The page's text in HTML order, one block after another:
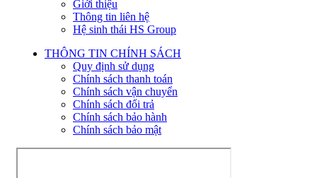
Giới thiệu
Thông tin liên hệ
Hệ sinh thái HS Group
THÔNG TIN CHÍNH SÁCH
Quy định sử dụng
Chính sách thanh toán
Chính sách vận chuyển
Chính sách đổi trả
Chính sách bảo hành
Chính sách bảo mật